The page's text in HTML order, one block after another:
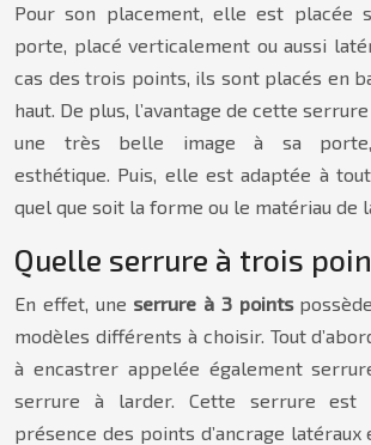
Pour son placement, elle est placée
porte, placé verticalement ou aussi
cas des trois points, ils sont placés en
haut. De plus, l’avantage de cette
une très belle image à sa
esthétique. Puis, elle est adaptée à
quel que soit la forme ou le matériau de
Quelle serrure à trois
En effet, une serrure à 3 points
modèles différents à choisir. Tout
à encastrer appelée également
serrure à larder. Cette serrure est
présence des points d’ancrage